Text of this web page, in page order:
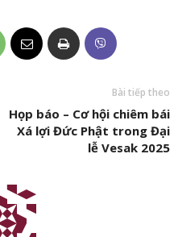
Bài tiếp theo
Họp báo – Cơ hội chiêm bái
Xá lợi Đức Phật trong Đại
lễ Vesak 2025